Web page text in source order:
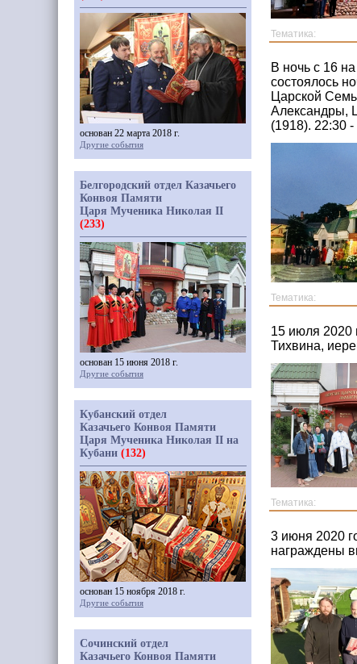
Тематика:
В ночь с 16
состоялось
Царской
Александры,
(1918). 22:30
Тематика:
15 июля 2020
Тихвина,
Тематика:
3 июня 2020
награждены
основан 22 марта 2018 г.
Другие события
Белгородский отдел Казачьего
Конвоя Памяти
Царя Мученика Николая II
(233)
основан 15 июня 2018 г.
Другие события
Кубанский отдел
Казачьего Конвоя Памяти
Царя Мученика Николая II на
Кубани (132)
основан 15 ноября 2018 г.
Другие события
Сочинский отдел
Казачьего Конвоя Памяти